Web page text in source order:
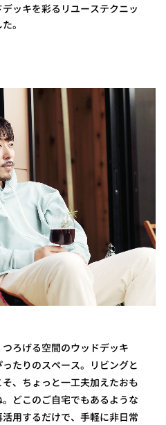
会社概
プライ
バシー
ポリシ
採用情
ッキを彩るリユーステクニッ
。
ろげる空間のウッドデッキ
たりのスペース。リビングと
、ちょっと一工夫加えたおも
どこのご自宅でもあるような
用するだけで、手軽に非日常